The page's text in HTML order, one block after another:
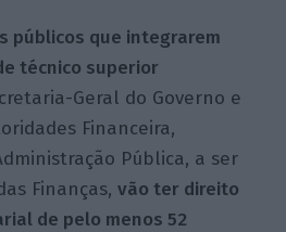
públicos que integrarem
técnico superior
Geral do Governo e
Financeira,
Pública, a ser
Finanças,vão ter direito
de pelo menos 52